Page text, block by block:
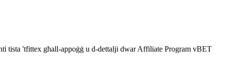
tista 'tfittex għall-appoġġ u d-dettalji dwar Affiliate Program vBET